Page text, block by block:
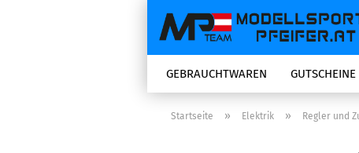
GEBRAUCHTWAREN GUTSCHEINE
Startseite » Elektrik » Regler und